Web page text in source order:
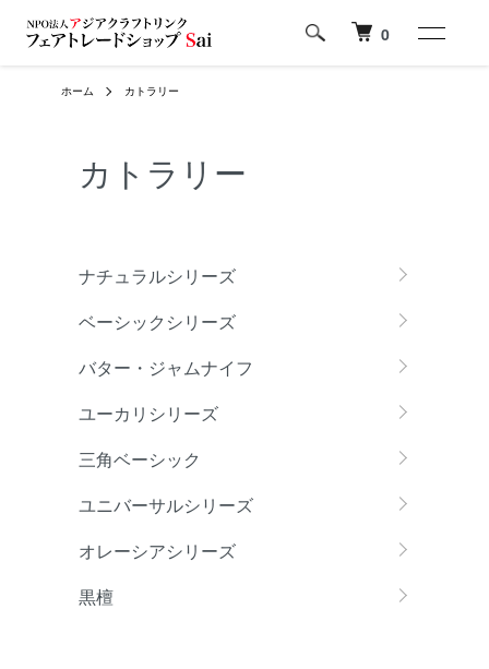
0
ホーム カトラリー
カトラリー
ナチュラルシリーズ
ベーシックシリーズ
バター・ジャムナイフ
ユーカリシリーズ
三角ベーシック
ユニバーサルシリーズ
オレーシアシリーズ
黒檀